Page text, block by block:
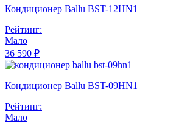
Кондиционер Ballu BST-12HN1
Рейтинг:
Мало
36 590 ₽
Кондиционер Ballu BST-09HN1
Рейтинг:
Мало